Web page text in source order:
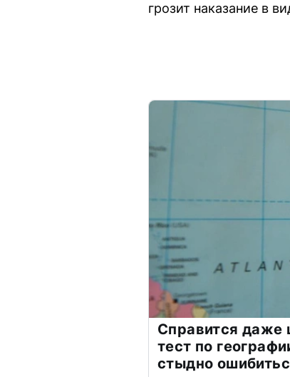
грозит наказание в
Справится даже
тест по
стыдно